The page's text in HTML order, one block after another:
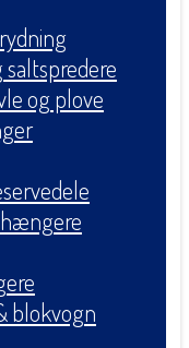
saltspredere
og plove
blokvogn